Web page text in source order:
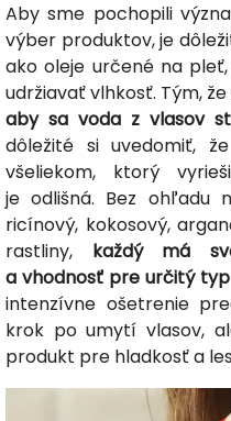
Aby sme pochopili
výber produktov, je
ako oleje určené na
udržiavať vlhkosť. Tým, že
aby sa voda z vlasov
dôležité si uvedomiť,
všeliekom, ktorý
je odlišná. Bez ohľadu
ricínový, kokosový,
rastliny, každý má
a vhodnosť pre určitý
intenzívne ošetrenie
krok po umytí vlasov,
produkt pre hladkosť a